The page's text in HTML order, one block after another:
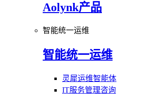
Aolynk产品
智能统一运维
智能统一运维
灵犀运维智能体
IT服务管理咨询